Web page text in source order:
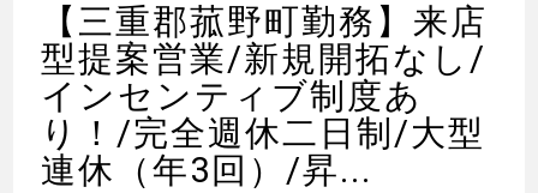
【三重郡菰野町勤務】来店
型提案営業/新規開拓なし/
インセンティブ制度あ
り！/完全週休二日制/大型
連休（年3回）/昇...